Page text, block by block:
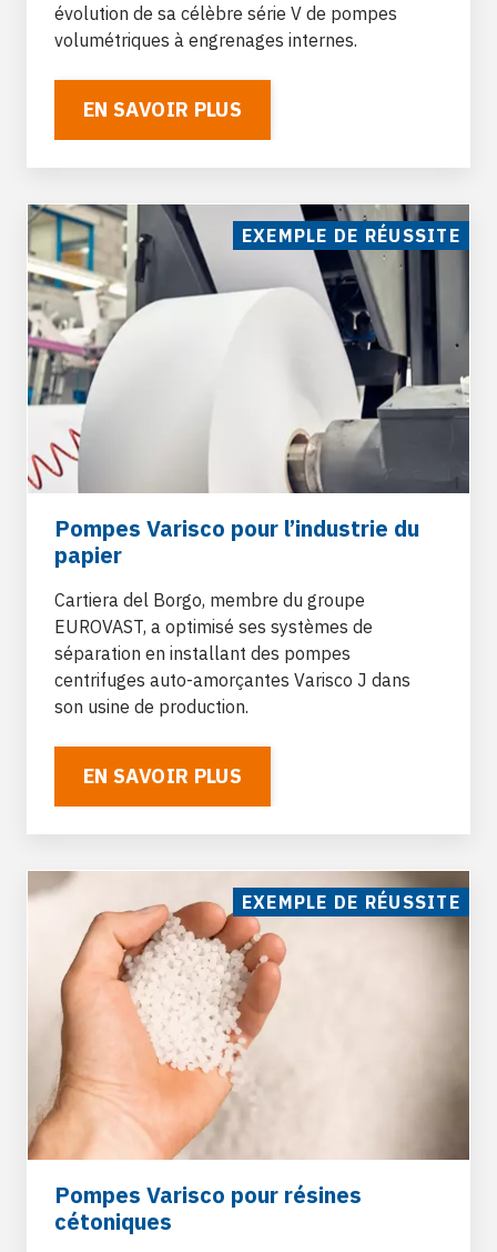
évolution de sa célèbre série V de pompes
volumétriques à engrenages internes.
EN SAVOIR PLUS
EXEMPLE DE RÉUSSITE
Pompes Varisco pour l’industrie du
papier
Cartiera del Borgo, membre du groupe
EUROVAST, a optimisé ses systèmes de
séparation en installant des pompes
centrifuges auto-amorçantes Varisco J dans
son usine de production.
EN SAVOIR PLUS
EXEMPLE DE RÉUSSITE
Pompes Varisco pour résines
cétoniques